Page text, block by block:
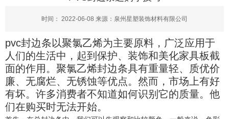
时间： 2022-06-08 来源：泉州星塑装饰材料有限公司
pvc封边条以聚氯乙烯为主要原料，广泛应用于
人们的生活中，起到保护、装饰和美化家具板截
面的作用。聚氯乙烯封边条具有重量轻、质优价
廉、无腐烂、无锈蚀等优点。然而，市场上有好
有坏。许多消费者不知道如何识别它的质量。他
们在购买时无法开始。